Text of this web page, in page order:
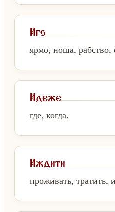
Иго
ярмо, ноша, рабство,
Идеже
где, когда.
Иждити
проживать, тратить,